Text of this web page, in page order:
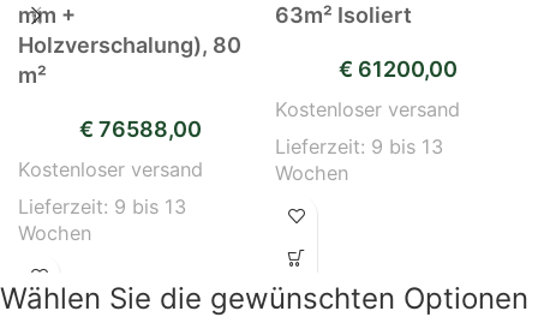
mm +
Holzverschalung), 80
m²
€ 76588,00
Kostenloser versand
Lieferzeit: 9 bis 13
Wochen
63m² Isoliert
€ 61200,00
Kostenloser versand
Lieferzeit: 9 bis 13
Wochen
Wählen Sie die gewünschten Optionen